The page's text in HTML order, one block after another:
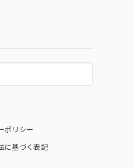
ポリシー
に基づく表記